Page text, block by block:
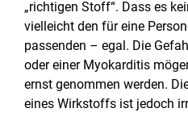
„richtigen Stoff“. Dass es
vielleicht den für eine
passenden – egal. Die
oder einer Myokarditis
ernst genommen werden.
eines Wirkstoffs ist jedoch